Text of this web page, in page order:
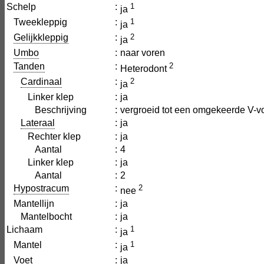
Schelp : ja 1
Tweekleppig : ja 1
Gelijkkleppig : ja 2
Umbo : naar voren
Tanden
: Heterodont 2
Cardinaal : ja 2
Linker klep : ja
Beschrijving
: vergroeid tot een omgekeerde V-
Lateraal
: ja
Rechter klep
: ja
Aantal
: 4
Linker klep
: ja
Aantal
: 2
Hypostracum
: nee 2
Mantellijn : ja
Mantelbocht
: ja
Lichaam
: ja 1
Mantel : ja 1
Voet : ja